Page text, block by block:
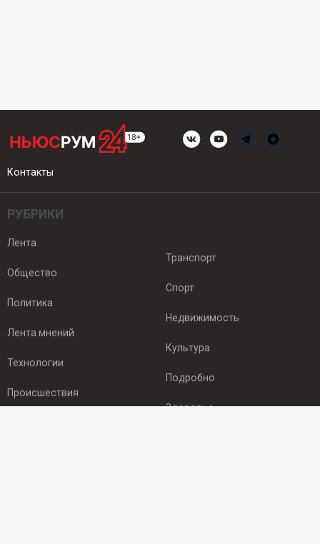
Контакты
РУБРИКИ
Лента
Общество
Политика
Лента мнений
Технологии
Происшествия
Транспорт
Спорт
Недвижимость
Культура
Подробно
Здоровье